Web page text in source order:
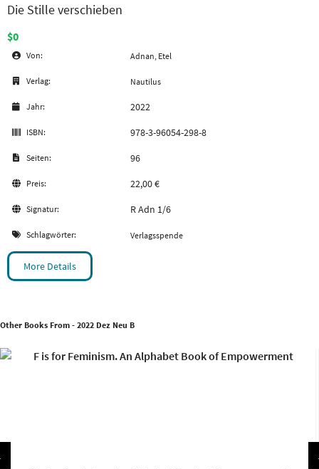
Die Stille verschieben
$0
Von: Adnan, Etel
Verlag: Nautilus
Jahr: 2022
ISBN: 978-3-96054-298-8
Seiten: 96
Preis: 22,00 €
Signatur: R Adn 1/6
Schlagwörter: Verlagsspende
More Details
Other Books From - 2022 Dez Neu B